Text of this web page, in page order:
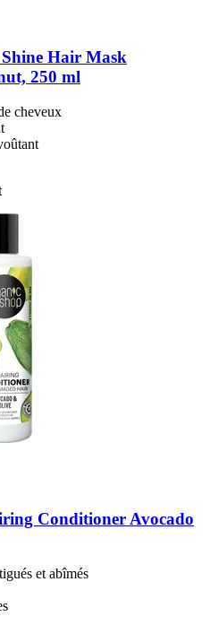
Hair Mask
250 ml
cheveux
Conditioner Avocado
et abîmés